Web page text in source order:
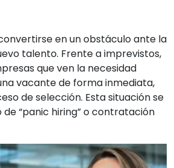
en un obstáculo ante la
talento. Frente a imprevistos,
que ven la necesidad
vacante de forma inmediata,
de selección. Esta situación se
“panic hiring” o contratación